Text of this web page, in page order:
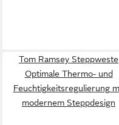
Tom Ramsey Steppweste
Optimale Thermo- und
Feuchtigkeitsregulierung
modernem Steppdesign